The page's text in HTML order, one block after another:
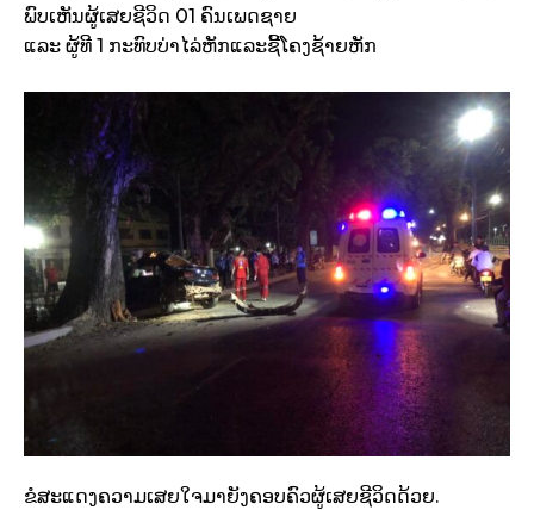
ພົບເຫັນຜູ້ເສຍຊີວິດ 01 ຄົນເພດຊາຍ
ແລະ ຜູ້ທີ 1 ກະທົບບ່າໄລ່ຫັກແລະຊີ້ໂຄງຊ້າຍຫັກ
ຂໍສະແດງຄວາມເສຍໃຈມາຍັງຄອບຄົວຜູ້ເສຍຊີວິດດ້ວຍ.